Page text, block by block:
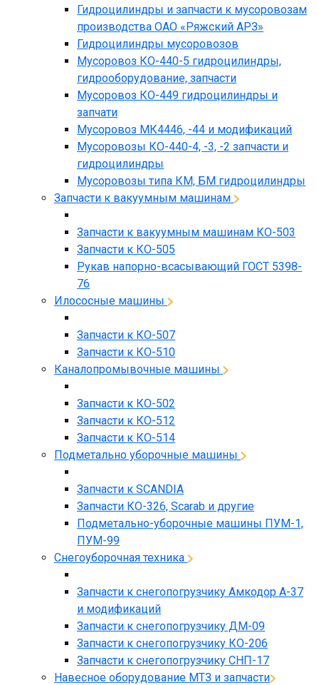
Гидроцилиндры и запчасти к мусоровозам
производства ОАО «Ряжский АРЗ»
Гидроцилиндры мусоровозов
Мусоровоз КО-440-5 гидроцилиндры,
гидрооборудование, запчасти
Мусоровоз КО-449 гидроцилиндры и
запчати
Мусоровоз МК4446, -44 и модификаций
Мусоровозы КО-440-4, -3, -2 запчасти и
гидроцилиндры
Мусоровозы типа КМ, БМ гидроцилиндры
Запчасти к вакуумным машинам
Запчасти к вакуумным машинам КО-503
Запчасти к КО-505
Рукав напорно-всасывающий ГОСТ 5398-
76
Илососные машины
Запчасти к КО-507
Запчасти к КО-510
Каналопромывочные машины
Запчасти к КО-502
Запчасти к КО-512
Запчасти к КО-514
Подметально уборочные машины
Запчасти к SCANDIA
Запчасти КО-326, Scarab и другие
Подметально-уборочные машины ПУМ-1,
ПУМ-99
Снегоуборочная техника
Запчасти к снегопогрузчику Амкодор А-37
и модификаций
Запчасти к снегопогрузчику ДМ-09
Запчасти к снегопогрузчику КО-206
Запчасти к снегопогрузчику СНП-17
Навесное оборудование МТЗ и запчасти